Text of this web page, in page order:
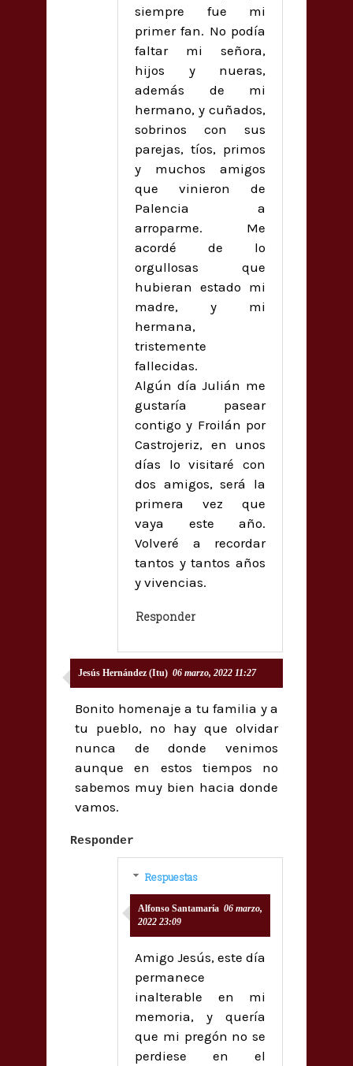
siempre fue mi
primer fan. No podía
faltar mi señora,
hijos y nueras,
además de mi
hermano, y cuñados,
sobrinos con sus
parejas, tíos, primos
y muchos amigos
que vinieron de
Palencia a
arroparme. Me
acordé de lo
orgullosas que
hubieran estado mi
madre, y mi
hermana,
tristemente
fallecidas.
Algún día Julián me
gustaría pasear
contigo y Froilán por
Castrojeriz, en unos
días lo visitaré con
dos amigos, será la
primera vez que
vaya este año.
Volveré a recordar
tantos y tantos años
y vivencias.
Responder
Jesús Hernández (Itu) 06 marzo, 2022 11:27
Bonito homenaje a tu familia y a
tu pueblo, no hay que olvidar
nunca de donde venimos
aunque en estos tiempos no
sabemos muy bien hacia donde
vamos.
Responder
Respuestas
Alfonso Santamaría 06 marzo,
2022 23:09
Amigo Jesús, este día
permanece
inalterable en mi
memoria, y quería
que mi pregón no se
perdiese en el